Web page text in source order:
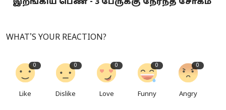
இறங்கிய பெண் - 3 பேருக்கு நேர்ந்த சோகம்
WHAT'S YOUR REACTION?
0
Like
0
Dislike
0
Love
0
Funny
0
Angry